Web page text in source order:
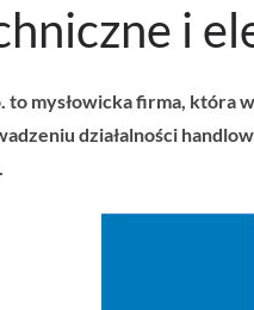
i
to mysłowicka firma, która
działalności